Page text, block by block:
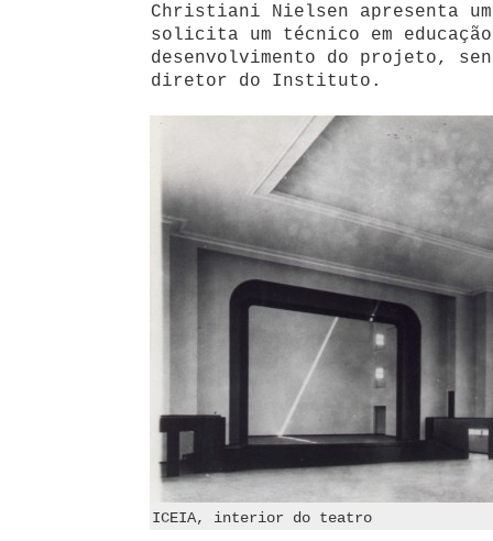
Christiani Nielsen apresenta
solicita um técnico em
desenvolvimento do projeto,
diretor do Instituto.
ICEIA, interior do teatro